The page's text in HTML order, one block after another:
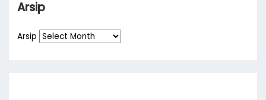
Arsip
Arsip